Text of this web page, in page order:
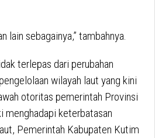
lain sebagainya,” tambahnya.
terlepas dari perubahan
wilayah laut yang kini
otoritas pemerintah Provinsi
menghadapi keterbatasan
Pemerintah Kabupaten Kutim